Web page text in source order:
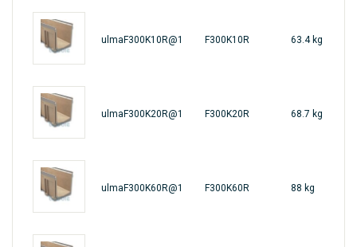
ulmaF300K10R@1 F300K10R 63.4 kg
ulmaF300K20R@1 F300K20R 68.7 kg
ulmaF300K60R@1 F300K60R 88 kg